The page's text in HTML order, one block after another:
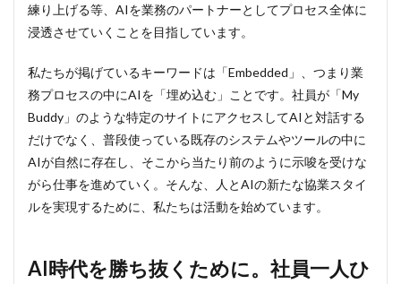
練り上げる等、AIを業務のパートナーとしてプロセス全体に
浸透させていくことを目指しています。
私たちが掲げているキーワードは「Embedded」、つまり業
務プロセスの中にAIを「埋め込む」ことです。社員が「My
Buddy」のような特定のサイトにアクセスしてAIと対話する
だけでなく、普段使っている既存のシステムやツールの中に
AIが自然に存在し、そこから当たり前のように示唆を受けな
がら仕事を進めていく。そんな、人とAIの新たな協業スタイ
ルを実現するために、私たちは活動を始めています。
AI時代を勝ち抜くために。社員一人ひ